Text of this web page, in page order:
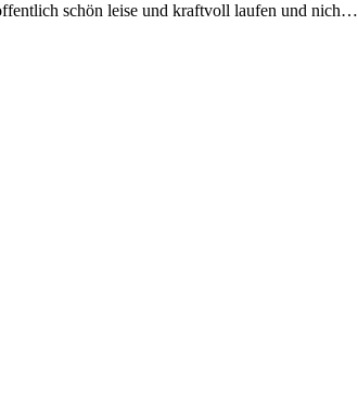
schön leise und kraftvoll laufen und nich…